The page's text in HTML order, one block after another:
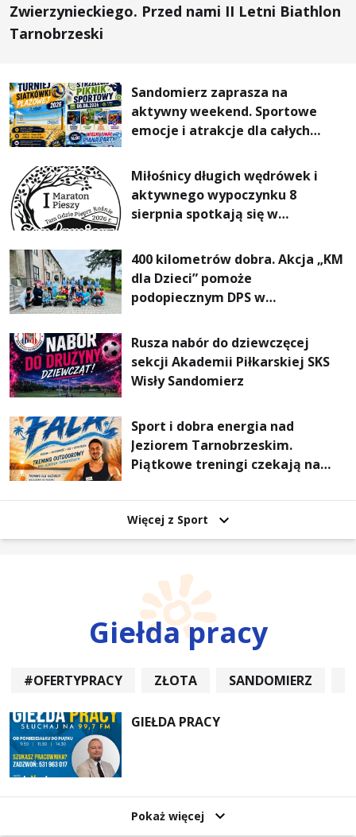
Zwierzynieckiego. Przed nami II Letni Biathlon
Tarnobrzeski
Sandomierz zaprasza na
aktywny weekend. Sportowe
emocje i atrakcje dla całych
Miłośnicy długich wędrówek i
aktywnego wypoczynku 8
sierpnia spotkają się w
Pieszym „Tam Gdzie Pieprz
Rośnie”
400 kilometrów dobra. Akcja „KM
dla Dzieci” pomoże
podopiecznym DPS w
Rusza nabór do dziewczęcej
sekcji Akademii Piłkarskiej SKS
Wisły Sandomierz
Sport i dobra energia nad
Jeziorem Tarnobrzeskim.
Piątkowe treningi czekają na
Więcej z Sport
Giełda pracy
#OFERTYPRACY ZŁOTA SANDOMIERZ
GIEŁDA PRACY
Pokaż więcej